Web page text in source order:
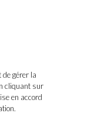
gérer la
cliquant sur
en accord